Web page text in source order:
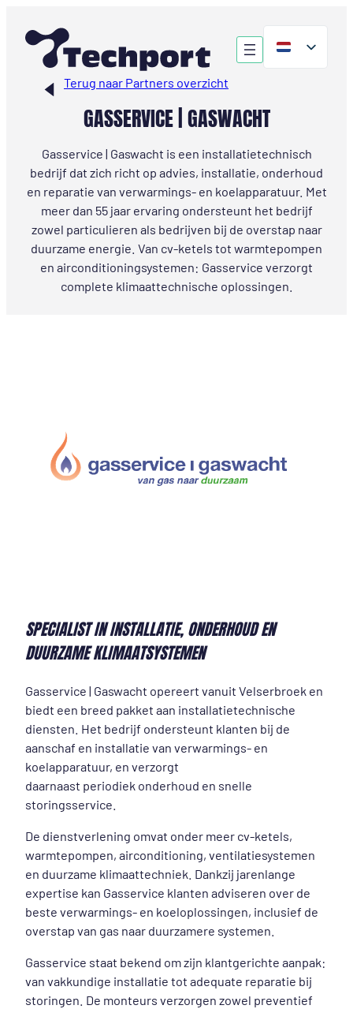
naar
Terug naar Partners overzicht
GASSERVICE | GASWACHT
Gasservice | Gaswacht is een installatietechnisch
bedrijf dat zich richt op advies, installatie, onderhoud
en reparatie van verwarmings- en koelapparatuur. Met
meer dan 55 jaar ervaring ondersteunt het bedrijf
zowel particulieren als bedrijven bij de overstap naar
duurzame energie. Van cv‑ketels tot warmtepompen
en airconditioningsystemen: Gasservice verzorgt
complete klimaattechnische oplossingen.
SPECIALIST IN INSTALLATIE, ONDERHOUD EN
DUURZAME KLIMAATSYSTEMEN
Gasservice | Gaswacht opereert vanuit Velserbroek en
biedt een breed pakket aan installatietechnische
diensten. Het bedrijf ondersteunt klanten bij de
aanschaf en installatie van verwarmings- en
koelapparatuur, en verzorgt
daarnaast periodiek onderhoud en snelle
storingsservice.
De dienstverlening omvat onder meer cv‑ketels,
warmtepompen, airconditioning, ventilatiesystemen
en duurzame klimaattechniek. Dankzij jarenlange
expertise kan Gasservice klanten adviseren over de
beste verwarmings- en koeloplossingen, inclusief de
overstap van gas naar duurzamere systemen.
Gasservice staat bekend om zijn klantgerichte aanpak:
van vakkundige installatie tot adequate reparatie bij
storingen. De monteurs verzorgen zowel preventief